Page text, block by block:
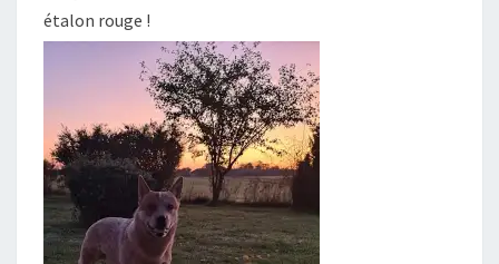
étalon rouge !